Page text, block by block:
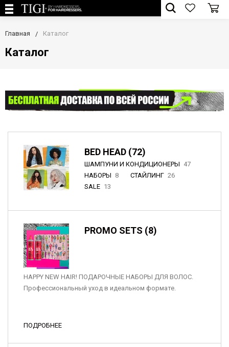
Главная Каталог
Каталог
BED HEAD (72)
ШАМПУНИ И КОНДИЦИОНЕРЫ 47
НАБОРЫ 8 СТАЙЛИНГ 26
SALE 13
PROMO SETS (8)
HAPPY NEW HAIR! ПОДАРОЧНЫЕ НАБОРЫ ДЛЯ ВОЛОС.
Профессиональный уход в идеальном формате.
ПОДРОБНЕЕ